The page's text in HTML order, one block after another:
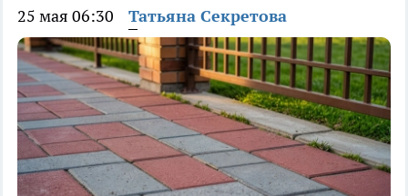
25 мая 06:30 Татьяна Секретова